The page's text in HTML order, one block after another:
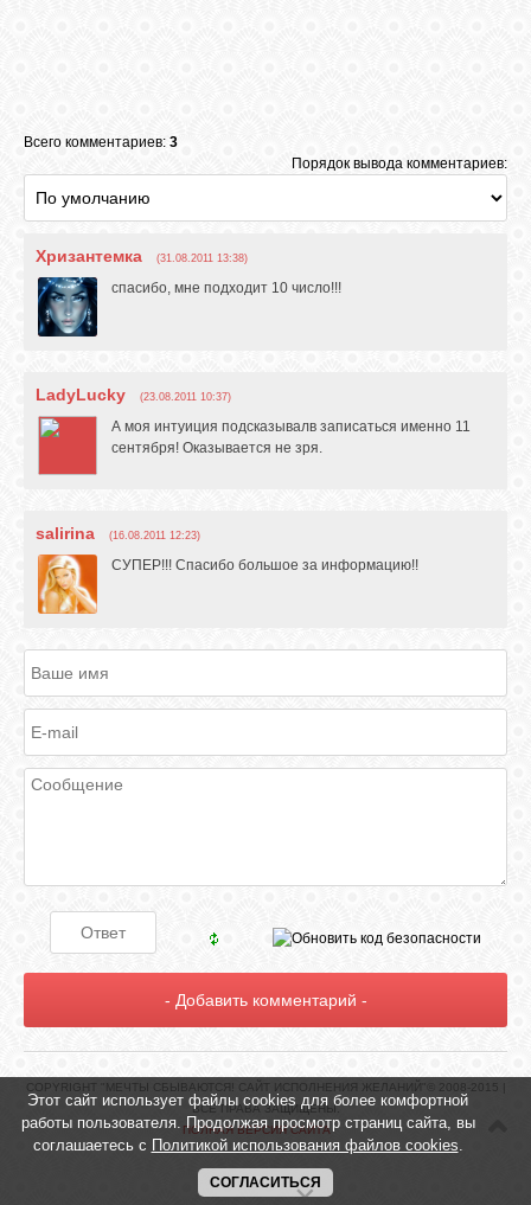
Всего комментариев: 3
Порядок вывода комментариев:
Хризантемка (31.08.2011 13:38)
спасибо, мне подходит 10 число!!!
LadyLucky (23.08.2011 10:37)
А моя интуиция подсказывалв записаться именно 11
сентября! Оказывается не зря.
salirina (16.08.2011 12:23)
СУПЕР!!! Спасибо большое за информацию!!
COPYRIGHT "МЕЧТЫ СБЫВАЮТСЯ! САЙТ ИСПОЛНЕНИЯ ЖЕЛАНИЙ"© 2008-2015 |
ВСЕ ПРАВА ЗАЩИЩЕНЫ.
ПОЛНАЯ ВЕРСИЯ САЙТА
Этот сайт использует файлы cookies для более комфортной
работы пользователя. Продолжая просмотр страниц сайта, вы
соглашаетесь с Политикой использования файлов cookies.
СОГЛАСИТЬСЯ